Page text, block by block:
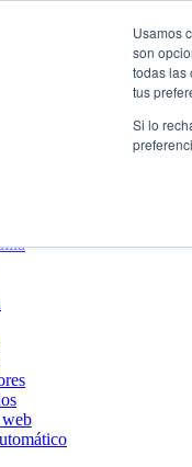
Usamos
son
todas las
tus
Si lo
tratamiento de datos
web